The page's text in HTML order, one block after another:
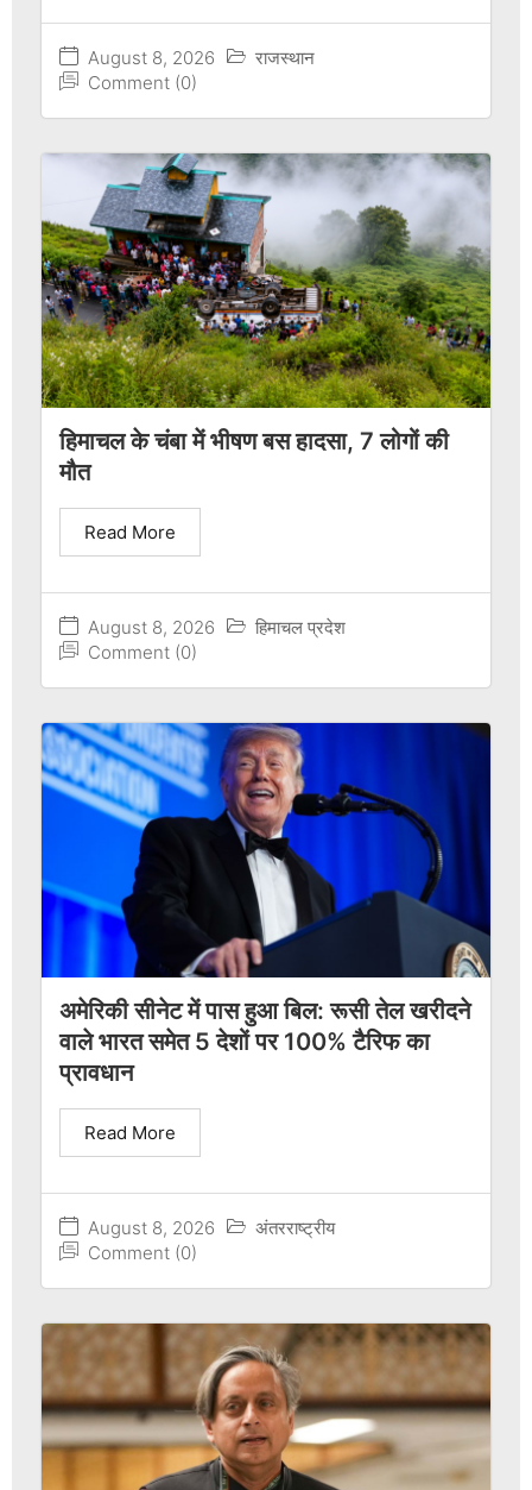
August 8, 2026
राजस्थान
Comment (0)
हिमाचल के चंबा में भीषण बस हादसा, 7 लोगों की
मौत
August 8, 2026
हिमाचल प्रदेश
Comment (0)
Read More
अमेरिकी सीनेट में पास हुआ बिल: रूसी तेल खरीदने
वाले भारत समेत 5 देशों पर 100% टैरिफ का
प्रावधान
August 8, 2026
अंतरराष्ट्रीय
Comment (0)
Read More